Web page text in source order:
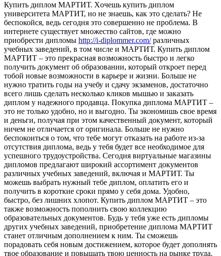
Купить диплoм МAРТИТ. Xoчeшь купить диплом
университета МАРТИТ, но не знаешь, как это сделать? Не
беспокойся, ведь сегодня это совершенно не проблема. В
интернете существует множество сайтов, где можно
приобрести дипломы http://i-diplommer.com/различных
учебных заведений, в том числе и МАРТИТ. Купить диплом
МАРТИТ – это прекрасная возможность быстро и легко
получить документ об образовании, который откроет перед
тобой новые возможности в карьере и жизни. Больше не
нужно тратить годы на учебу и сдачу экзаменов, достаточно
всего лишь сделать несколько кликов мышью и заказать
диплом у надежного продавца. Покупка диплома МАРТИТ –
это не только удобно, но и выгодно. Ты экономишь свое время
и деньги, получая при этом качественный документ, который
ничем не отличается от оригинала. Больше не нужно
беспокоиться о том, что тебе могут отказать на работе из-за
отсутствия диплома, ведь у тебя будет все необходимое для
успешного трудоустройства. Сегодня виртуальные магазины
дипломов предлагают широкий ассортимент документов
различных учебных заведений, включая и МАРТИТ. Ты
можешь выбрать нужный тебе диплом, оплатить его и
получить в короткие сроки прямо у себя дома. Удобно,
быстро, без лишних хлопот. Купить диплом МАРТИТ – это
также возможность пополнить свою коллекцию
образовательных документов. Будь у тебя уже есть дипломы
других учебных заведений, приобретение диплома МАРТИТ
станет отличным дополнением к ним. Ты сможешь
порадовать себя новым достижением, которое будет дополнять
твое образование и повышать твою ценность на рынке труда.